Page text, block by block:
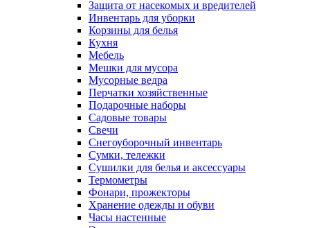
Защита от насекомых и вредителей
Инвентарь для уборки
Корзины для белья
Кухня
Мебель
Мешки для мусора
Мусорные ведра
Перчатки хозяйственные
Подарочные наборы
Садовые товары
Свечи
Снегоуборочный инвентарь
Сумки, тележки
Сушилки для белья и аксессуары
Термометры
Фонари, прожекторы
Хранение одежды и обуви
Часы настенные